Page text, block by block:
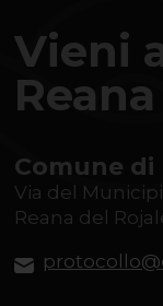
Vieni
Comune di
Via del
Reana del